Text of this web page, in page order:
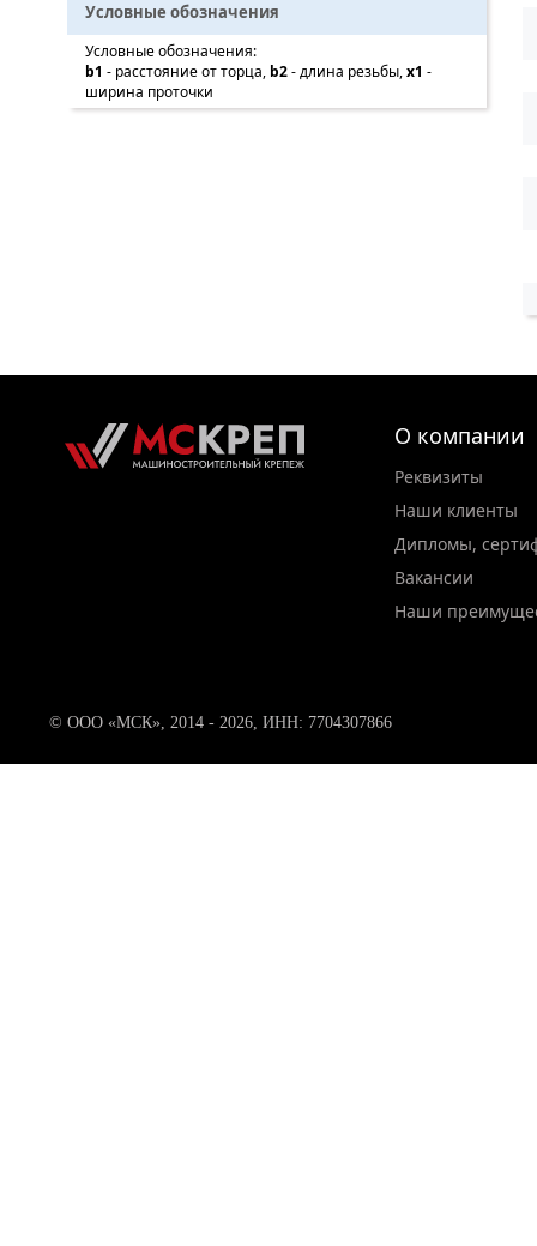
Условные обозначения
Условные обозначения:
b1 - расстояние от торца, b2- длина резьбы,x1 -
ширина проточки
О компании
Реквизиты
Наши клиенты
Дипломы,
Вакансии
Наши
© ООО «МСК», 2014 - 2026, ИНН: 7704307866